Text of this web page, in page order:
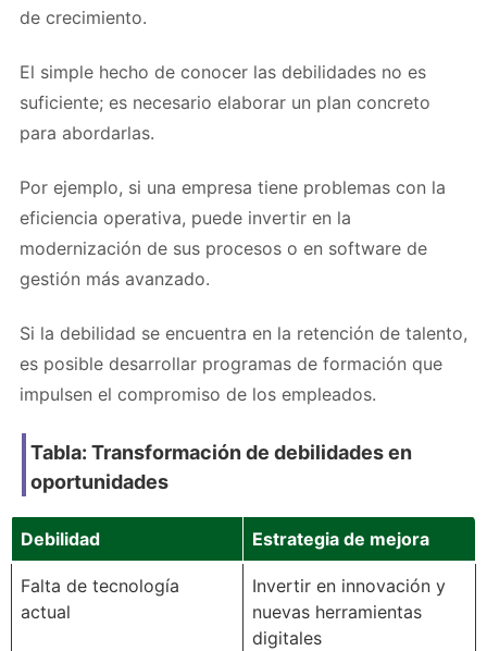
de crecimiento.
El simple hecho de conocer las debilidades no es
suficiente; es necesario elaborar un plan concreto
para abordarlas.
Por ejemplo, si una empresa tiene problemas con la
eficiencia operativa, puede invertir en la
modernización de sus procesos o en software de
gestión más avanzado.
Si la debilidad se encuentra en la retención de talento,
es posible desarrollar programas de formación que
impulsen el compromiso de los empleados.
Tabla: Transformación de debilidades en
oportunidades
Debilidad Estrategia de mejora
Falta de tecnología
actual
Invertir en innovación y
nuevas herramientas
digitales